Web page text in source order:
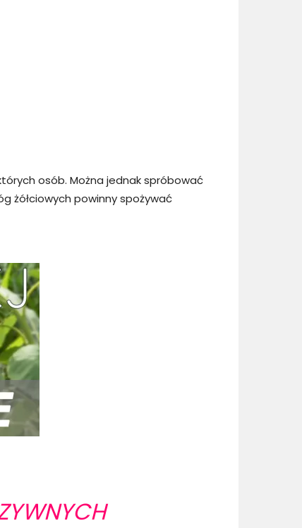
osób. Można jednak spróbować
żółciowych powinny spożywać